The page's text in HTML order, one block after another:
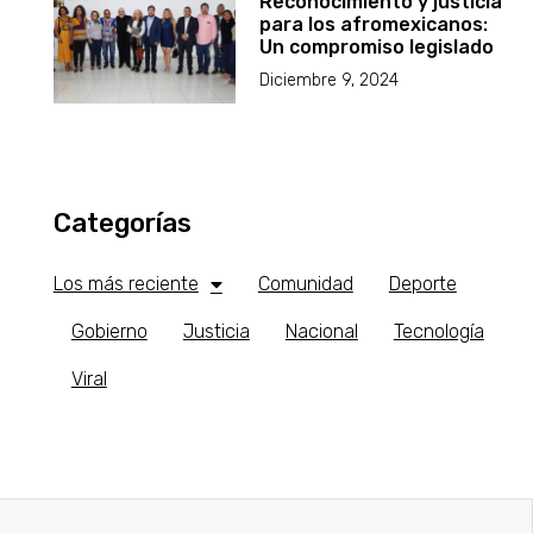
para los afromexicanos:
Un compromiso legislado
Diciembre 9, 2024
Categorías
Los más reciente Comunidad Deporte
Gobierno Justicia Nacional Tecnología
Viral